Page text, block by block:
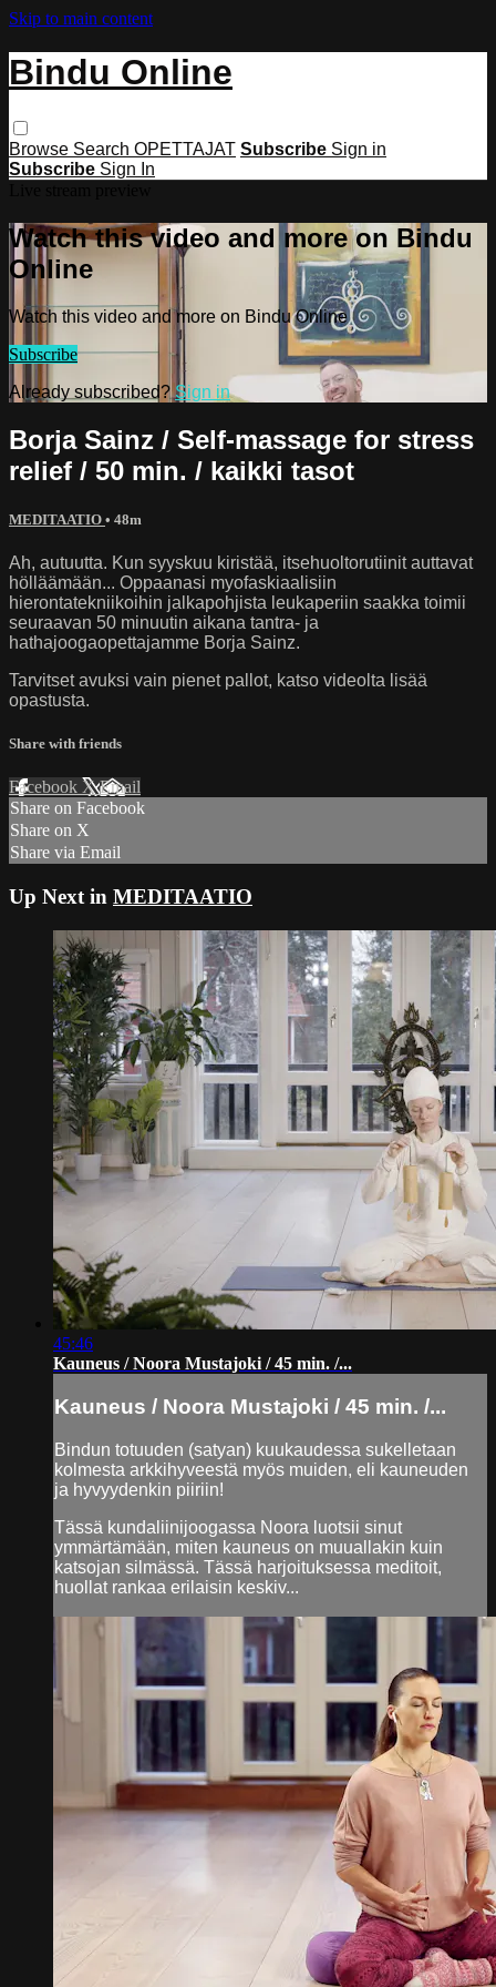
Skip to main content
Bindu Online
Browse Search OPETTAJAT Subscribe Sign in
Subscribe Sign In
Watch this video and more on Bindu
Online
Watch this video and more on Bindu Online
Subscribe
Already subscribed?Sign in
Borja Sainz / Self-massage for stress
relief / 50 min. / kaikki tasot
MEDITAATIO • 48m
Ah, autuutta. Kun syyskuu kiristää, itsehuoltorutiinit auttavat
hölläämään... Oppaanasi myofaskiaalisiin
hierontatekniikoihin jalkapohjista leukaperiin saakka toimii
seuraavan 50 minuutin aikana tantra- ja
hathajoogaopettajamme Borja Sainz.
Tarvitset avuksi vain pienet pallot, katso videolta lisää
opastusta.
Share with friends
Facebook XEmail
Share on Facebook
Share on X
Share via Email
Up Next in MEDITAATIO
45:46
Kauneus / Noora Mustajoki / 45 min. /...
Kauneus / Noora Mustajoki / 45 min. /...
Bindun totuuden (satyan) kuukaudessa sukelletaan
kolmesta arkkihyveestä myös muiden, eli kauneuden
ja hyvyydenkin piiriin!
Tässä kundaliinijoogassa Noora luotsii sinut
ymmärtämään, miten kauneus on muuallakin kuin
katsojan silmässä. Tässä harjoituksessa meditoit,
huollat rankaa erilaisin keskiv...